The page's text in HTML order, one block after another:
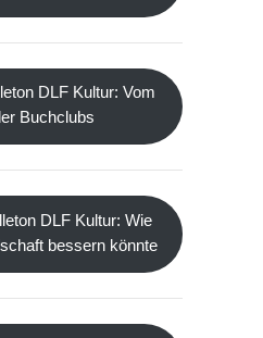
DLF Kultur: Vom
Buchclubs
DLF Kultur: Wie
bessern könnte